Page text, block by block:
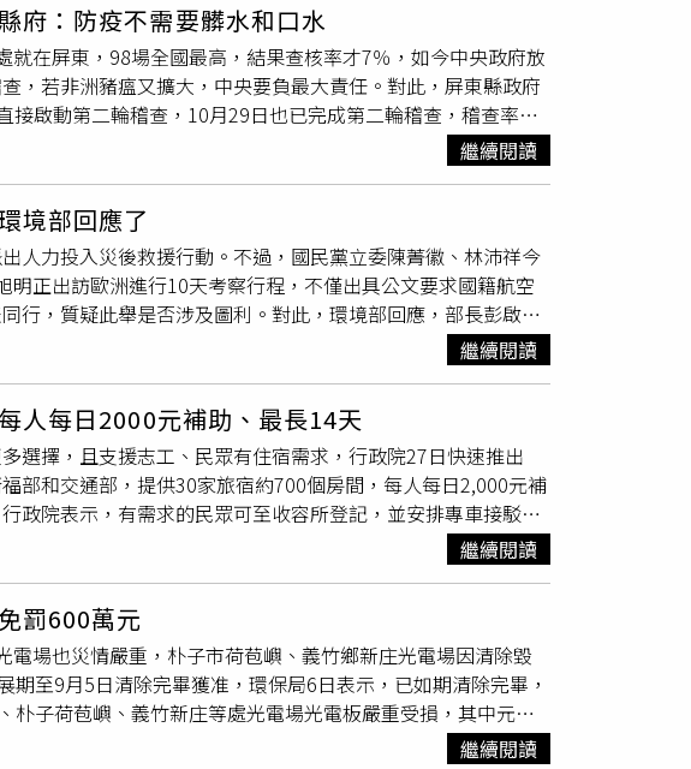
控設備等，若是惡意違規，會直接廢止再利用許可。環保署
法」，明定廚餘再利用方式，預計於12月6日前公告。陳駿季
心要求所有清運車輛應在12月7日前加裝GPS，才能清運廚
禁用廚餘養豬，全國養豬公會及大部分民眾都希望禁用，國家
之前危機處理時，已在做這件事，也就是廚餘如何去化及輔導
。對於是否禁用廚餘養豬，屏東縣長周春米表示，屏東養豬規
前可以確定的是，不會再收外縣市廚餘。養豬協會日前揚言，
會傾聽各界不同的意見，廚餘若要再養豬，需落實安全蒸
府：防疫不需要髒水和口水
在屏東，98場全國最高，結果查核率才7％，如今中央政府放
，若非洲豬瘟又擴大，中央要負最大責任。對此，屏東縣政府
啟動第二輪稽查，10月29日也已完成第二輪稽查，稽查率亦
，再移花接木指摘屏東縣政府，企圖轉移輿論批判台中市防
農業部證實台中爆發非洲豬瘟案例，屏東縣政府23日立即啟動
屏東縣府說，屏東縣不但第一輪稽查100%完成，更直接啟動
100%；現正已進行第三輪稽查，截至11月3日已完成230場稽
屏東縣府直言，羅智強委員引用 環管署錯誤資料，蓄意不求
市防疫不力、後續處理失能的焦點，結果卻是一場政治髒水大
水和口水，環保局今年已出動6,703人次，稽查3,910家次畜牧
中市政府做好非洲豬瘟的疫情善後處理，這才是正道。
繼續閱讀
境部回應了
人力投入災後救援行動。不過，國民黨立委陳菁徽、林沛祥今
明正出訪歐洲進行10天考察行程，不僅出具公文要求國籍航空
行，質疑此舉是否涉及圖利。對此，環境部回應，部長彭啟明
疑慮。林沛祥強調，救災應視同作戰，相關主管機關首長應
署長顏旭明於9月20日至29日
明在重大洪災發生時未立即返國，反而繼續自由行，甚至帶
他批評這已非單純失職，而是失格。對此，環境部指出，部
則釐清外界疑慮。環境部進一步說明，針對顏旭明在災情發生
指揮與調度災後復原，並已調整行程，於9月26日親赴花蓮協
釋，該安排係依改制前督察總隊往例「借用」航空公司貴賓
繼續閱讀
人每日2000元補助、最長14天
選擇，且支援志工、民眾有住宿需求，行政院27日快速推出
部和交通部，提供30家旅宿約700個房間，每人每日2,000元補
政院表示，有需求的民眾可至收容所登記，並安排專車接駁至
統計至27日上午11時50分，此次災害死亡人數15人、失聯人數
，目前續存水量大約700萬立方公尺，每日以40到80萬立方公尺
台機具，進行馬太鞍溪水流導引工作以及缺口封堵，同時由農
院長卓榮泰27日出席「第一屆食農教育大會」開幕典禮時表
置需要，讓救災復原工作能夠按部就班進行，同時，感謝此花
資及人力的幫忙，充分發揮國人團結及互助精神；對於民間、
受樺加沙颱風影響，造成農業災情，經本部農糧署、漁業署及
時止，農業產物及民間設施估計損失計3億3,324萬元。至於家
繼續閱讀
罰600萬元
場也災情嚴重，朴子市荷苞嶼、義竹鄉新庄光電場因清除毀
至9月5日清除完畢獲准，環保局6日表示，已如期清除完畢，
子荷苞嶼、義竹新庄等處光電場光電板嚴重受損，其中元昱
前完成清除，但元昱公司申請展延至9月5日清完獲准，環境部
繼續閱讀